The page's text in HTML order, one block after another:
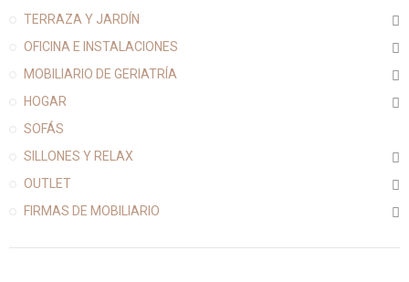
TERRAZA Y JARDÍN
OFICINA E INSTALACIONES
MOBILIARIO DE GERIATRÍA
HOGAR
SOFÁS
SILLONES Y RELAX
OUTLET
FIRMAS DE MOBILIARIO